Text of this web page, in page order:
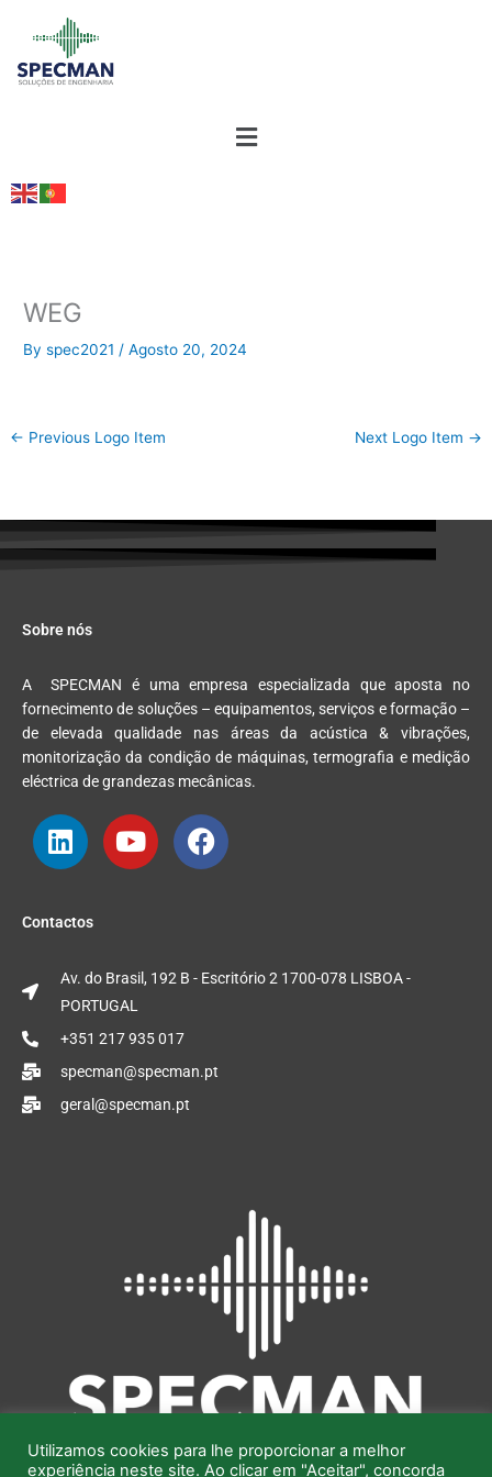
content
WEG
Byspec2021 /Agosto 20, 2024
← Previous Logo Item Next Logo Item →
Sobre nós
ASPECMAN é uma empresa especializada que aposta no
fornecimento de soluções – equipamentos, serviços e formação –
de elevada qualidade nas áreas da acústica & vibrações,
monitorização da condição de máquinas, termografia e medição
eléctrica de grandezas mecânicas.
L
k
d
i
n
Y
u
b
e
F
o
Contactos
Av. do Brasil, 192 B - Escritório 2 1700-078 LISBOA -
PORTUGAL
+351 217 935 017
specman@specman.pt
geral@specman.pt
Utilizamos cookies para lhe proporcionar a melhor
experiência neste site. Ao clicar em "Aceitar", concorda